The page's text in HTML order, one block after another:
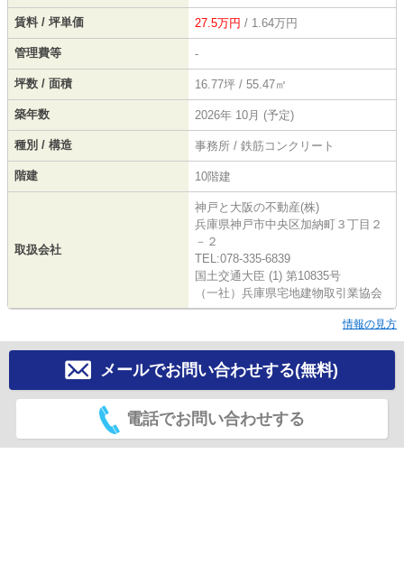
賃料 / 坪単価 27.5万円 / 1.64万円
管理費等 -
坪数 / 面積 16.77坪 / 55.47㎡
築年数 2026年 10月 (予定)
種別 / 構造 事務所 / 鉄筋コンクリート
階建 10階建
取扱会社
神戸と大阪の不動産(株)
兵庫県神戸市中央区加納町３丁目２
－２
TEL:078-335-6839
国土交通大臣 (1) 第10835号
（一社）兵庫県宅地建物取引業協会
情報の見方
メールでお問い合わせする(無料)
電話でお問い合わせする